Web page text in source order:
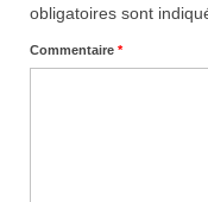
obligatoires sont
Commentaire *